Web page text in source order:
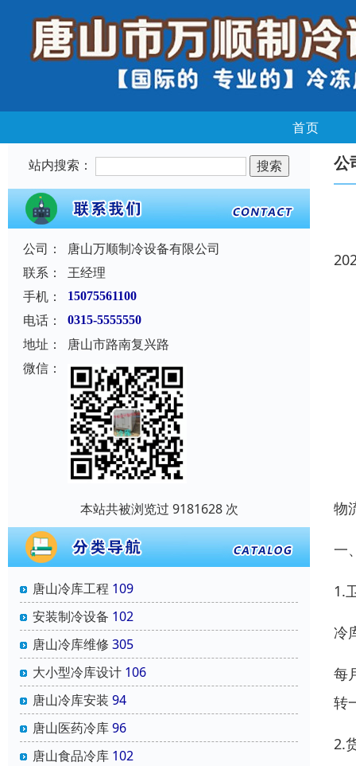
首页
站内搜索：
公司：
唐山万顺制冷设备有限公司
联系：
王经理
手机：
15075561100
电话： 0315-5555550
地址：
唐山市路南复兴路
微信：
本站共被浏览过 9181628 次
唐山冷库工程 109
安装制冷设备 102
唐山冷库维修 305
大小型冷库设计 106
唐山冷库安装 94
唐山医药冷库96
唐山食品冷库 102
公
物
一
1.
冷
每
转
2.